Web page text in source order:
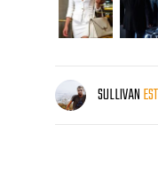
SULLIVAN